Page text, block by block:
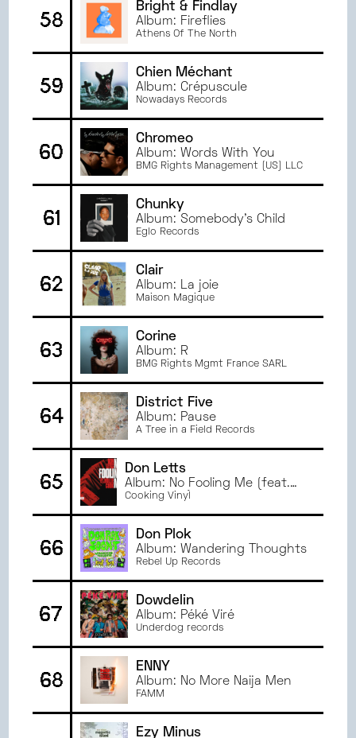
58
Bright & Findlay
Album: Fireflies
Athens Of The North
59
Chien Méchant
Album: Crépuscule
Nowadays Records
60
Chromeo
Album: Words With You
BMG Rights Management (US) LLC
61
Chunky
Album: Somebody's Child
Eglo Records
62
Clair
Album: La joie
Maison Magique
63
Corine
Album: R
BMG Rights Mgmt France SARL
64
District Five
Album: Pause
A Tree in a Field Records
65
Don Letts
Album: No Fooling Me (feat.
Hollie Cook)
Cooking Vinyl
66
Don Plok
Album: Wandering Thoughts
Rebel Up Records
67
Dowdelin
Album: Péké Viré
Underdog records
68
ENNY
Album: No More Naija Men
FAMM
Ezy Minus